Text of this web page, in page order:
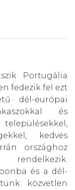
Portugália
fedezik fel ezt
dél-európai
és
kedves
országhoz
és a dél-
közvetlen